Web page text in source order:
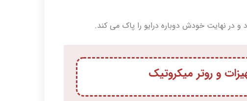
در نهایت خودش دوباره درایو را پاک می کند.
و روتر میکروتیک